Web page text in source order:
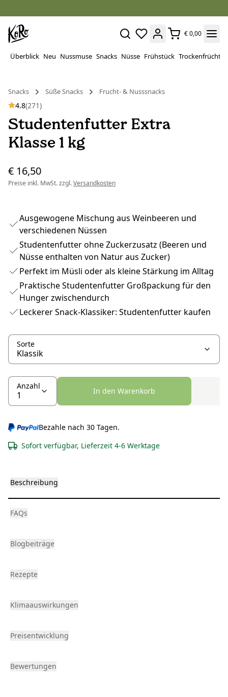
€ 0,00
Überblick Neu Nussmuse Snacks Nüsse Frühstück Trockenfrüchte
Snacks
Süße Snacks Frucht- & Nusssnacks
4.8(271)
Studentenfutter Extra
Klasse 1 kg
€ 16,50
Preise inkl. MwSt. zzgl.Versandkosten
Ausgewogene Mischung aus Weinbeeren und
verschiedenen Nüssen
Studentenfutter ohne Zuckerzusatz (Beeren und
Nüsse enthalten von Natur aus Zucker)
Perfekt im Müsli oder als kleine Stärkung im Alltag
Praktische Studentenfutter Großpackung für den
Hunger zwischendurch
Leckerer Snack-Klassiker: Studentenfutter kaufen
Sorte
Anzahl
In den Warenkorb
Bezahle nach 30 Tagen.
Sofort verfügbar, Lieferzeit 4-6 Werktage
Beschreibung
FAQs
Blogbeiträge
Rezepte
Klimaauswirkungen
Preisentwicklung
Bewertungen